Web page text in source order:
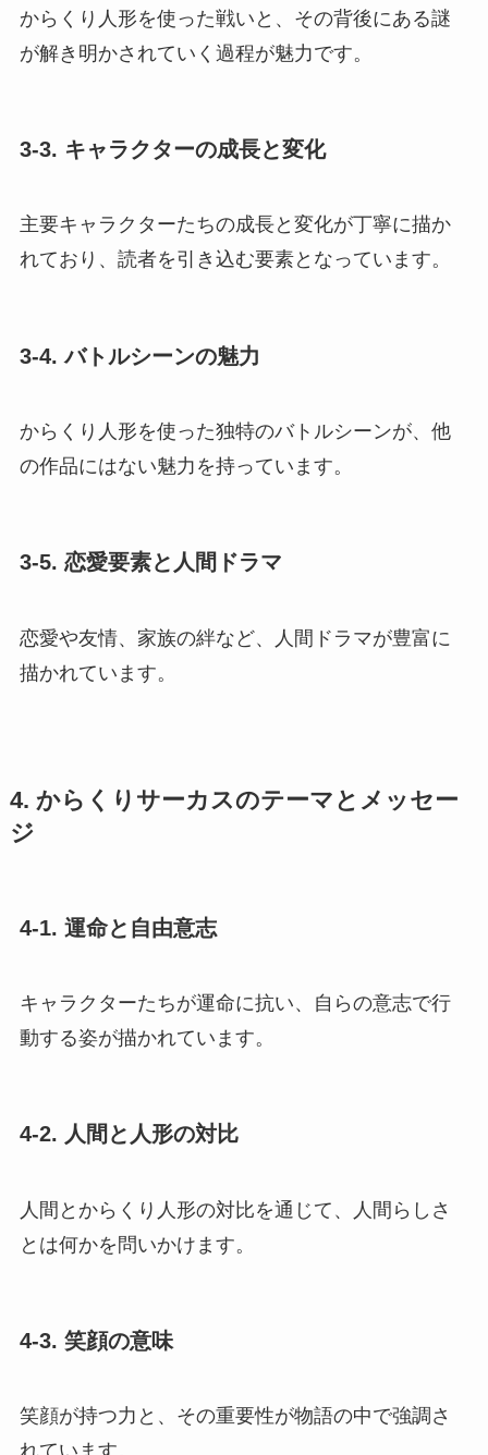
からくり人形を使った戦いと、その背後にある謎
が解き明かされていく過程が魅力です。
3-3. キャラクターの成長と変化
主要キャラクターたちの成長と変化が丁寧に描か
れており、読者を引き込む要素となっています。
3-4. バトルシーンの魅力
からくり人形を使った独特のバトルシーンが、他
の作品にはない魅力を持っています。
3-5. 恋愛要素と人間ドラマ
恋愛や友情、家族の絆など、人間ドラマが豊富に
描かれています。
4. からくりサーカスのテーマとメッセー
ジ
4-1. 運命と自由意志
キャラクターたちが運命に抗い、自らの意志で行
動する姿が描かれています。
4-2. 人間と人形の対比
人間とからくり人形の対比を通じて、人間らしさ
とは何かを問いかけます。
4-3. 笑顔の意味
笑顔が持つ力と、その重要性が物語の中で強調さ